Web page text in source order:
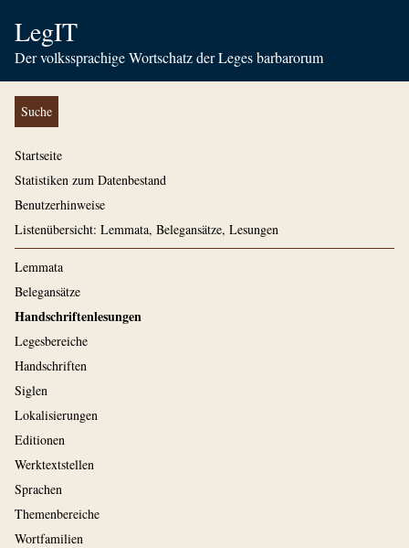
LegIT
Der volkssprachige Wortschatz der Leges barbarorum
Suche
Startseite
Statistiken zum Datenbestand
Benutzerhinweise
Listenübersicht: Lemmata, Belegansätze, Lesungen
Lemmata
Belegansätze
Handschriftenlesungen
Legesbereiche
Handschriften
Siglen
Lokalisierungen
Editionen
Werktextstellen
Sprachen
Themenbereiche
Wortfamilien